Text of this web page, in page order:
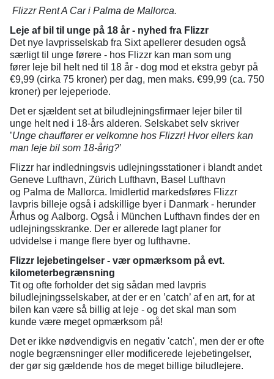
Flizzr Rent A Car i Palma de Mallorca.
Leje af bil til unge på 18 år - nyhed fra Flizzr
Det nye lavprisselskab fra Sixt apellerer desuden også
særligt til unge førere - hos Flizzr kan man som ung
fører leje bil helt ned til 18 år - dog mod et ekstra gebyr på
€9,99 (cirka 75 kroner) per dag, men maks. €99,99 (ca. 750
kroner) per lejeperiode.
Det er sjældent set at biludlejningsfirmaer lejer biler til
unge helt ned i 18-års alderen. Selskabet selv skriver
’Unge chauffører er velkomne hos Flizzr! Hvor ellers kan
man leje bil som 18-årig?’
Flizzr har indledningsvis udlejningsstationer i blandt andet
Geneve Lufthavn, Zürich Lufthavn, Basel Lufthavn
og Palma de Mallorca. Imidlertid markedsføres Flizzr
lavpris billeje også i adskillige byer i Danmark - herunder
Århus og Aalborg. Også i München Lufthavn findes der en
udlejningsskranke. Der er allerede lagt planer for
udvidelse i mange flere byer og lufthavne.
Flizzr lejebetingelser - vær opmærksom på evt.
kilometerbegrænsning
Tit og ofte forholder det sig sådan med lavpris
biludlejningsselskaber, at der er en ’catch’ af en art, for at
bilen kan være så billig at leje - og det skal man som
kunde være meget opmærksom på!
Det er ikke nødvendigvis en negativ 'catch', men der er ofte
nogle begrænsninger eller modificerede lejebetingelser,
der gør sig gældende hos de meget billige biludlejere.